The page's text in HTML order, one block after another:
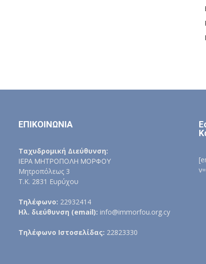
ΕΠΙΚΟΙΝΩΝΙΑ
Ταχυδρομική Διεύθυνση:
ΙΕΡΑ ΜΗΤΡΟΠΟΛΗ ΜΟΡΦΟΥ
Μητροπόλεως 3
Τ.Κ. 2831 Ευρύχου
Τηλέφωνο: 22932414
Ηλ. διεύθυνση (email): info@immorfou.org.cy
Τηλέφωνο Ιστοσελίδας: 22823330